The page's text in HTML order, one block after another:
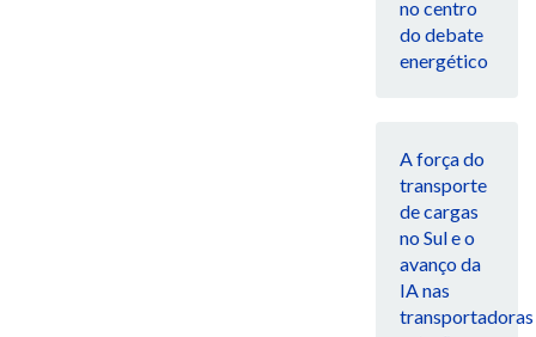
no centro
do debate
energético
A força do
transporte
de cargas
no Sul e o
avanço da
IA nas
transportadoras